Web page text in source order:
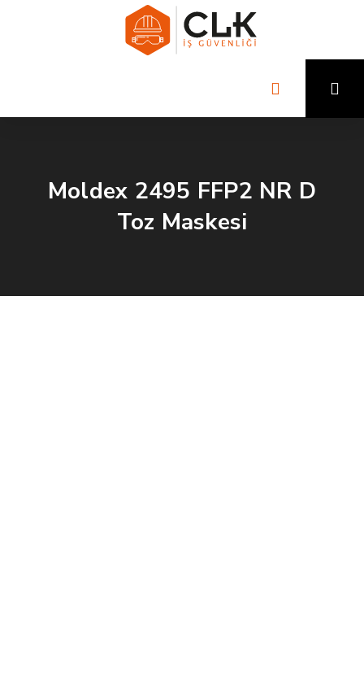
Moldex 2495 FFP2 NR D
Toz Maskesi